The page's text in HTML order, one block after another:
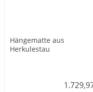
Hängematte aus
Herkulestau